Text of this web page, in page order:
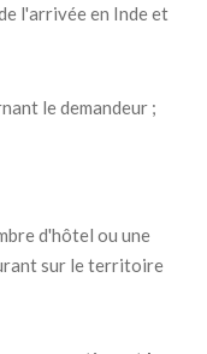
l'arrivée en Inde et
le demandeur ;
d'hôtel ou une
sur le territoire